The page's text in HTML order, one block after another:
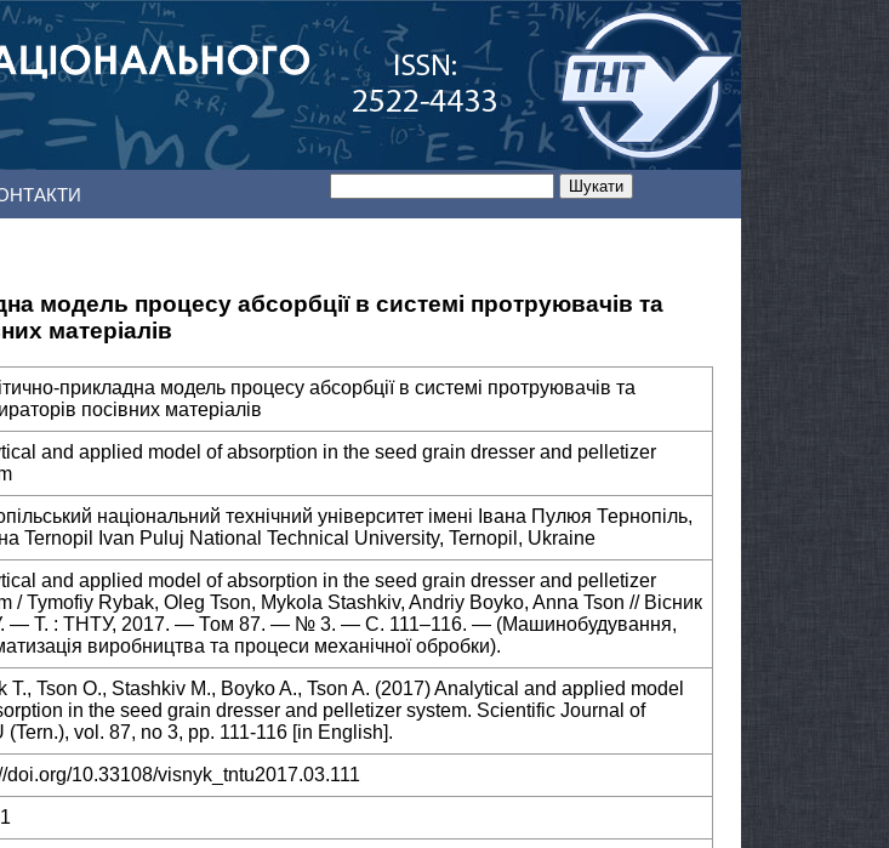
модель процесу абсорбції в системі протруювачів та
матеріалів
прикладна модель процесу абсорбції в системі протруювачів та
посівних матеріалів
and applied model of absorption in the seed grain dresser and pelletizer
національний технічний університет імені Івана Пулюя Тернопіль,
Ternopil Ivan Puluj National Technical University, Ternopil, Ukraine
and applied model of absorption in the seed grain dresser and pelletizer
/ Tymofiy Rybak, Oleg Tson, Mykola Stashkiv, Andriy Boyko, Anna Tson // Вісник
— Т. : ТНТУ, 2017. — Том 87. — № 3. — С. 111–116. — (Машинобудування,
виробництва та процеси механічної обробки).
T., Tson O., Stashkiv M., Boyko A., Tson A. (2017) Analytical and applied model
in the seed grain dresser and pelletizer system. Scientific Journal of
(Tern.), vol. 87, no 3, pp. 111-116 [in English].
doi.org/10.33108/visnyk_tntu2017.03.111